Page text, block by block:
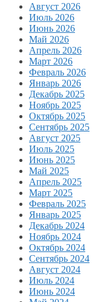
Август 2026
Июль 2026
Июнь 2026
Май 2026
Апрель 2026
Март 2026
Февраль 2026
Январь 2026
Декабрь 2025
Ноябрь 2025
Октябрь 2025
Сентябрь 2025
Август 2025
Июль 2025
Июнь 2025
Май 2025
Апрель 2025
Март 2025
Февраль 2025
Январь 2025
Декабрь 2024
Ноябрь 2024
Октябрь 2024
Сентябрь 2024
Август 2024
Июль 2024
Июнь 2024